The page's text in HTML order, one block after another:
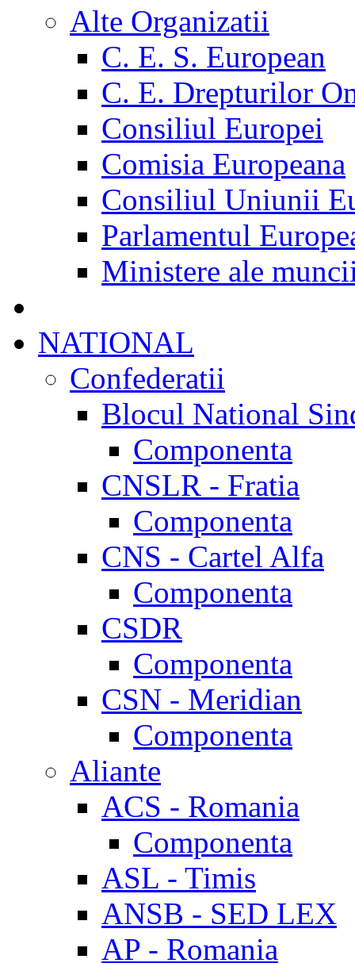
Alte Organizatii
C. E. S. European
C. E. Drepturilor
Consiliul Europei
Comisia Europeana
Consiliul Uniunii
Parlamentul
Ministere ale
NATIONAL
Confederatii
Blocul National
Componenta
CNSLR - Fratia
Componenta
CNS - Cartel Alfa
Componenta
CSDR
Componenta
CSN - Meridian
Componenta
Aliante
ACS - Romania
Componenta
ASL - Timis
ANSB - SED LEX
AP - Romania